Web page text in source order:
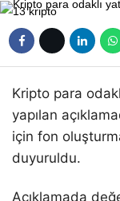
Kripto para
yapılan
için fon
duyuruldu.
Açıklamada